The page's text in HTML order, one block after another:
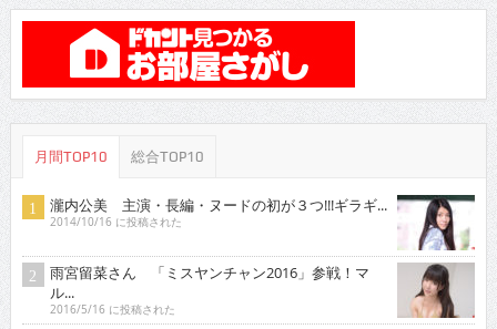
月間TOP10 総合TOP10
瀧内公美 主演・長編・ヌードの初が３つ!!!ギラギ...
2014/10/16 に投稿された
雨宮留菜さん 「ミスヤンチャン2016」参戦！マ
ル...
2016/5/16 に投稿された